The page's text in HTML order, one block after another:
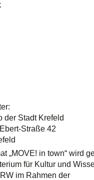
der Stadt Krefeld
Straße 42
„MOVE! in town“ wird
für Kultur und
im Rahmen der